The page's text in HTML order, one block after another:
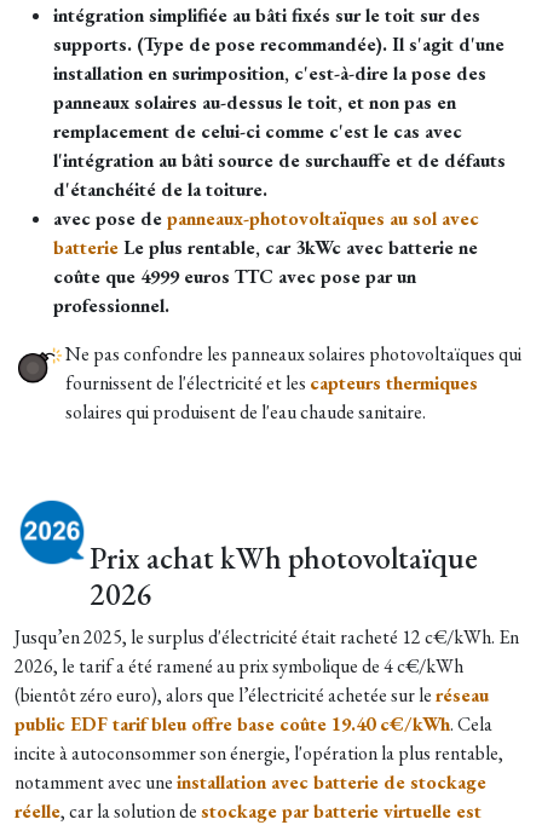
intégration simplifiée au bâti fixés sur le toit sur des
supports. (Type de pose recommandée). Il s'agit d'une
installation en surimposition, c'est-à-dire la pose des
panneaux solaires au-dessus le toit, et non pas en
remplacement de celui-ci comme c'est le cas avec
l'intégration au bâti source de surchauffe et de défauts
d'étanchéité de la toiture.
avec pose depanneaux-photovoltaïques au sol avec
batterieLe plus rentable, car 3kWc avec batterie ne
coûte que 4999 euros TTC avec pose par un
professionnel.
Ne pas confondre les panneaux solaires photovoltaïques qui
fournissent de l'électricité et les capteurs thermiques
solaires qui produisent de l'eau chaude sanitaire.
Prix achat kWh photovoltaïque
2026
Jusqu’en 2025, le surplus d'électricité était racheté 12 c€/kWh. En
2026, le tarif a été ramené au prix symbolique de 4 c€/kWh
(bientôt zéro euro), alors que l’électricité achetée sur leréseau
public EDF tarif bleu offre base coûte 19.40 c€/kWh. Cela
incite à autoconsommer son énergie, l'opération la plus rentable,
notamment avec uneinstallation avec batterie de stockage
réelle, car la solution destockage par batterie virtuelle est